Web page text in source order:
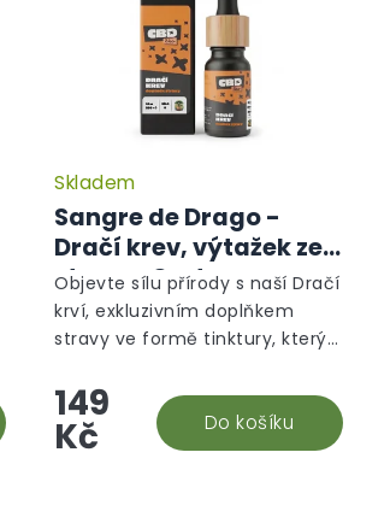
Průměrné
hodnocení
produktu
hvězdiček.
Sangre de Drago -
Dračí krev, výtažek ze
stromu Croton
Lechleri, 10 ml
Skladem
149
Kč Do košíku
Objevte sílu přírody s naší Dračí
krví, exkluzivním doplňkem
stravy ve formě tinktury, který
stromu Croton lechleri. Tato
unikátní míza, známá jako...